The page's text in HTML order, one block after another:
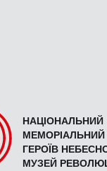
НАЦІОНАЛЬНИЙ
ГЕРОЇВ
МУЗЕЙ